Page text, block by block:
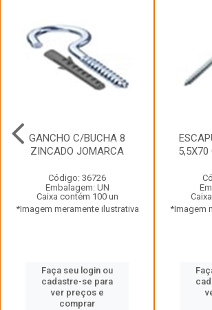
GANCHO C/BUCHA 8
ZINCADO JOMARCA
Código: 36726
Embalagem: UN
Caixa contém 100 un
*Imagem meramente ilustrativa
Faça seu login ou
cadastre-se para
ver preços e
comprar
5,5X70
*Imagem